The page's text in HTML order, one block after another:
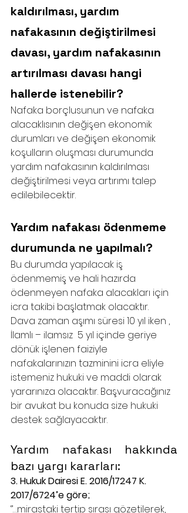
kaldırılması, yardım
nafakasının değiştirilmesi
davası, yardım nafakasının
artırılması davası hangi
hallerde istenebilir?
Nafaka borçlusunun ve nafaka
alacaklısının değişen ekonomik
durumları ve değişen ekonomik
koşulların oluşması durumunda
yardım nafakasının kaldırılması
değiştirilmesi veya artırımı talep
edilebilecektir.
Yardım nafakası ödenmeme
durumunda ne yapılmalı?
Bu durumda yapılacak iş
ödenmemiş ve hali hazırda
ödenmeyen nafaka alacakları için
icra takibi başlatmak olacaktır.
Dava zaman aşımı süresi 10 yıl iken ,
İlamlı – ilamsız  5 yıl içinde geriye
dönük işlenen faiziyle
nafakalarınızın tazminini icra eliyle
istemeniz hukuki ve maddi olarak
yararınıza olacaktır. Başvuracağınız
bir avukat bu konuda size hukuki
destek sağlayacaktır.
Yardım nafakası hakkında
bazı yargı kararları:
3. Hukuk Dairesi E. 2016/17247 K.
2017/6724’e göre;
‘’…mirastaki tertip sırası gözetilerek,